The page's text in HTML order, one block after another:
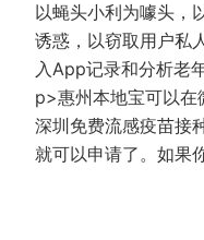
以蝇头小利为噱头，
诱惑，以窃取用户私
入App记录和分析老
p>惠州本地宝可以在
深圳免费流感疫苗接
就可以申请了。如果